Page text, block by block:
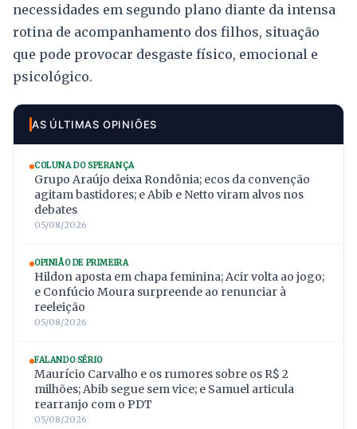
necessidades em segundo plano diante da intensa
rotina de acompanhamento dos filhos, situação
que pode provocar desgaste físico, emocional e
psicológico.
AS ÚLTIMAS OPINIÕES
COLUNA DO SPERANÇA
Grupo Araújo deixa Rondônia; ecos da convenção
agitam bastidores; e Abib e Netto viram alvos nos
debates
05/08/2026
OPINIÃO DE PRIMEIRA
Hildon aposta em chapa feminina; Acir volta ao jogo;
e Confúcio Moura surpreende ao renunciar à
reeleição
05/08/2026
FALANDO SÉRIO
Maurício Carvalho e os rumores sobre os R$ 2
milhões; Abib segue sem vice; e Samuel articula
rearranjo com o PDT
05/08/2026